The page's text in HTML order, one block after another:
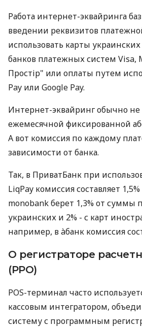
Работа интернет-эквайринга
введении реквизитов
использовать карты
банков платежных систем Visa,
Простір" или оплаты путем
Pay или Google Pay.
Интернет-эквайринг обычно не
ежемесячной фиксированной
А вот комиссия по каждому
зависимости от банка.
Так, в ПриватБанк при
LiqPay комиссия составляет
monobank берет 1,3% от суммы
украинских и 2% - с карт
например, в àбанк комиссия
О регистраторе
(РРО)
POS-терминал часто
кассовым интегратором,
систему с программным